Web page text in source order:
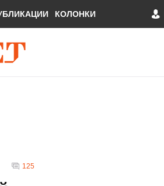
КОЛОНКИ
125